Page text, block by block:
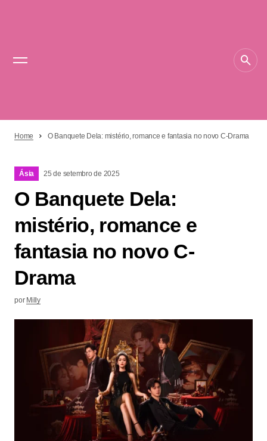
Home O Banquete Dela: mistério, romance e fantasia no novo C-Drama
Ásia 25 de setembro de 2025
O Banquete Dela:
mistério, romance e
fantasia no novo C-
Drama
por Milly